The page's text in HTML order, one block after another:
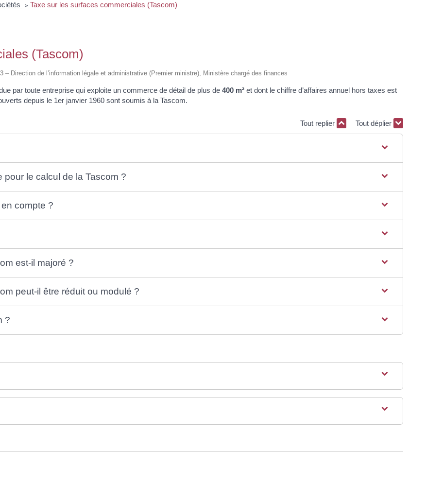
> Taxe sur les surfaces commerciales (Tascom)
(Tascom)
– Direction de l’information légale et administrative (Premier ministre), Ministère chargé des finances
par toute entreprise qui exploite un commerce de détail de plus de 400 m² et dont le chiffre d’affaires annuel hors taxes est
depuis le 1er janvier 1960 sont soumis à la Tascom.
Tout replier Tout déplier
le calcul de la Tascom ?
compte ?
est-il majoré ?
peut-il être réduit ou modulé ?
?